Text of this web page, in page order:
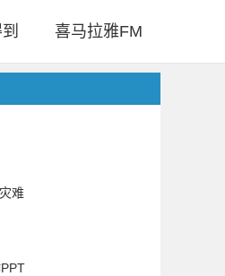
喜马拉雅FM
难